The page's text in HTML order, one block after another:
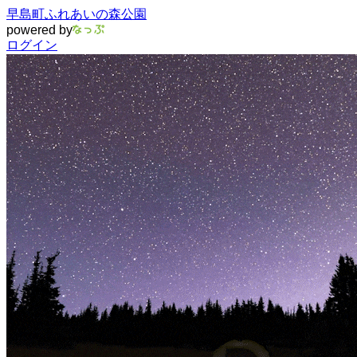
早島町ふれあいの森公園
powered by
ログイン